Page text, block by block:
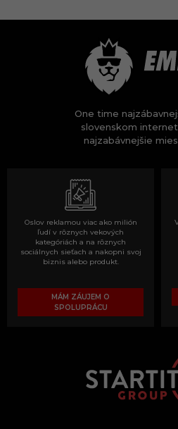
One time
slovenskom
najzabávnejšie
Oslov reklamou viac ako milión
ľudí v rôznych vekových
kategóriách a na rôznych
sociálnych sieťach a nakopni svoj
biznis alebo produkt.
MÁM ZÁUJEM O
SPOLUPRÁCU